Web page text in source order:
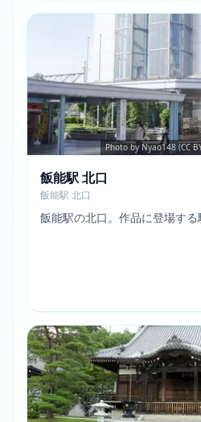
Photo by Nyao148 (CC
飯能駅 北口
飯能駅 北口
飯能駅の北口。作品に登場する